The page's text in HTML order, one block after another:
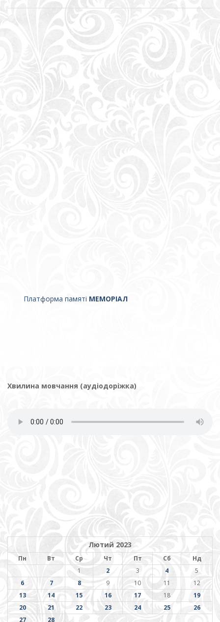
Платформа памяті МЕМОРІАЛ
Хвилина мовчання (аудіодоріжка)
Лютий 2023
Пн Вт Ср Чт Пт Сб
Нд
1
2 3 4
5
6
7 8 9 10 11
12
13
14 15 16 17 18
19
20
21 22 23 24 25
26
27
28